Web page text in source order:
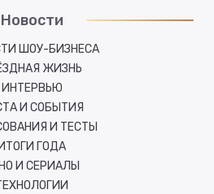
Новости
ШОУ-БИЗНЕСА
ЖИЗНЬ
ИНТЕРВЬЮ
И СОБЫТИЯ
И ТЕСТЫ
ИТОГИ ГОДА
И СЕРИАЛЫ